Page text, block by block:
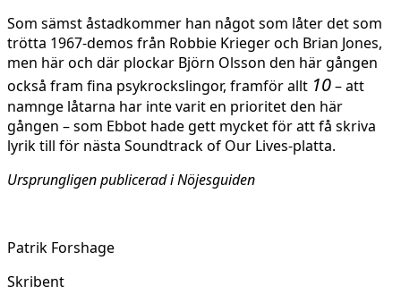
Som sämst åstadkommer han något som låter det som
trötta 1967-demos från Robbie Krieger och Brian Jones,
men här och där plockar Björn Olsson den här gången
också fram fina psykrockslingor, framför allt 10– att
namnge låtarna har inte varit en prioritet den här
gången – som Ebbot hade gett mycket för att få skriva
lyrik till för nästa Soundtrack of Our Lives-platta.
Ursprungligen publicerad i Nöjesguiden
Patrik Forshage
Skribent